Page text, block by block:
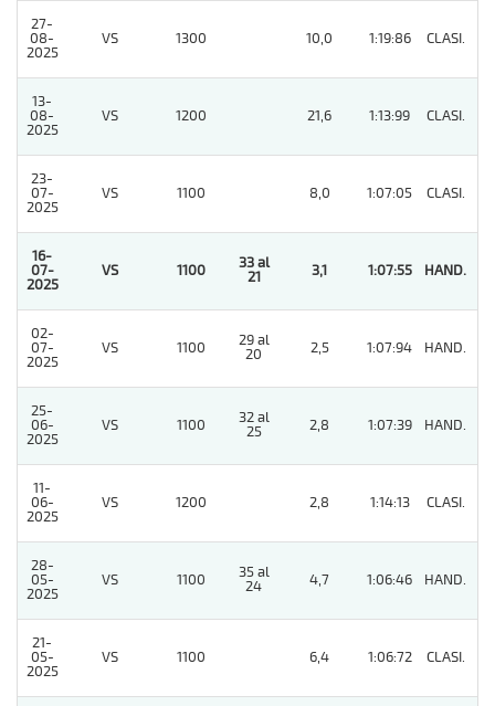
27-
08-
2025
VS 1300 10,0 1:19:86 CLASI.
13-
08-
2025
VS 1200 21,6 1:13:99 CLASI.
23-
07-
2025
VS 1100 8,0 1:07:05 CLASI.
16-
07-
2025
VS 1100
33 al
21
3,1 1:07:55 HAND.
02-
07-
2025
VS 1100
29 al
20
2,5 1:07:94 HAND.
25-
06-
2025
VS 1100
32 al
25
2,8 1:07:39 HAND.
11-
06-
2025
VS 1200 2,8 1:14:13 CLASI.
28-
05-
2025
VS 1100
35 al
24
4,7 1:06:46 HAND.
21-
05-
2025
VS 1100 6,4 1:06:72 CLASI.